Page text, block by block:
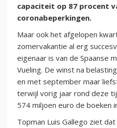
capaciteit op 87 procent
coronabeperkingen.
Maar ook het afgelopen
zomervakantie al erg
eigenaar is van de Spaanse
Vueling. De winst na
en met september maar
terwijl vorig jaar rond deze
574 miljoen euro de boeken
Topman Luis Gallego ziet